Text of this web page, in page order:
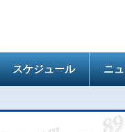
スケジュール ニ